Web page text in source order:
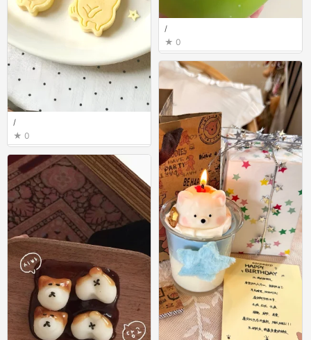
/
0
/
0